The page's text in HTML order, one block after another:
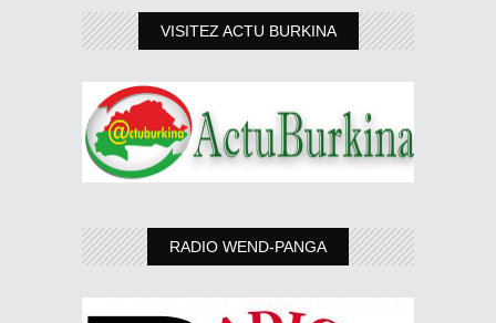
VISITEZ ACTU BURKINA
RADIO WEND-PANGA